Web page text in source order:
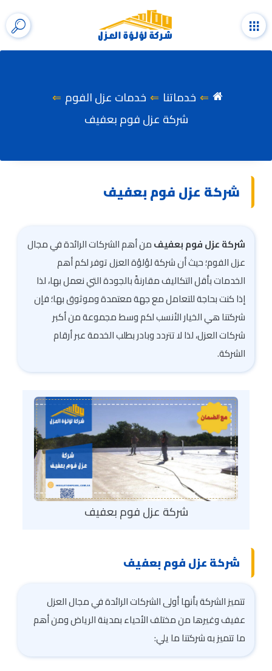
التجاوز
إلى
المحتوى
القائمة
خدماتنا
خدمات عزل الفوم
شركة عزل فوم بعفيف
شركة عزل فوم بعفيف
شركة عزل فوم بعفيفمن أهم الشركات الرائدة في مجال
عزل الفوم؛ حيث أن شركة لؤلؤة العزل توفر لكم أهم
الخدمات بأقل التكاليف مقارنةً بالجودة التي نعمل بها، لذا
إذا كنت بحاجة للتعامل مع جهة معتمدة وموثوق بها؛ فإن
شركتنا هي الخيار الأنسب لكم وسط مجموعة من أكبر
شركات العزل، لذا لا تتردد وبادر بطلب الخدمة عبر أرقام
الشركة.
شركة عزل فوم بعفيف
شركة عزل فوم بعفيف
تتميز الشركة بأنها أولى الشركات الرائدة في مجال العزل
عفيف وغيرها من مختلف الأحياء بمدينة الرياض ومن أهم
ما تتميز به شركتنا ما يلي: